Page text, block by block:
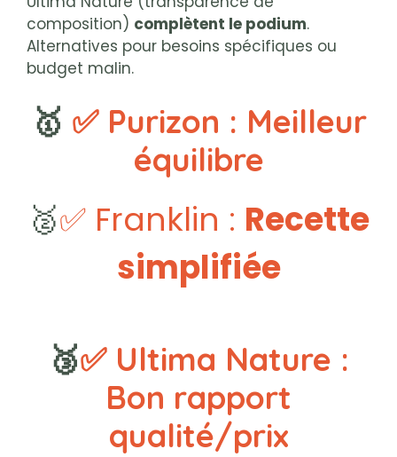
composition) complètent le podium.
Alternatives pour besoins spécifiques ou
budget malin.
🥇 ✅ Purizon : Meilleur
équilibre
🥈✅ Franklin : Recette
simplifiée
🥉✅ Ultima Nature :
Bon rapport
qualité/prix